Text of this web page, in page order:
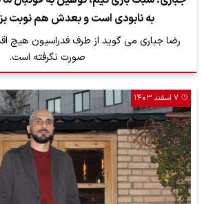
به نابودی است و بعدش هم نوبت
رضا جباری می گوید از طرف فدراسیون هیچ
صورت نگرفته است.
۷ اسفند ۱۴۰۳